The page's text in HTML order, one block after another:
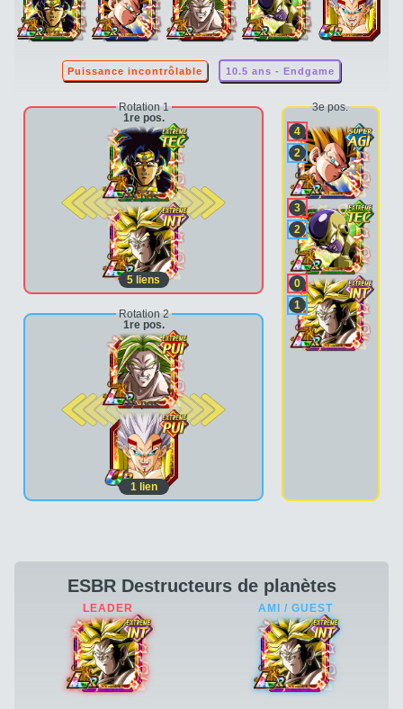
Puissance incontrôlable 10.5 ans - Endgame
Rotation 1
1re pos.
2e pos.
5 liens
Rotation 2
1re pos.
2e pos.
1lien
3e pos.
4
2
3
2
0
1
ESBR Destructeurs de planètes